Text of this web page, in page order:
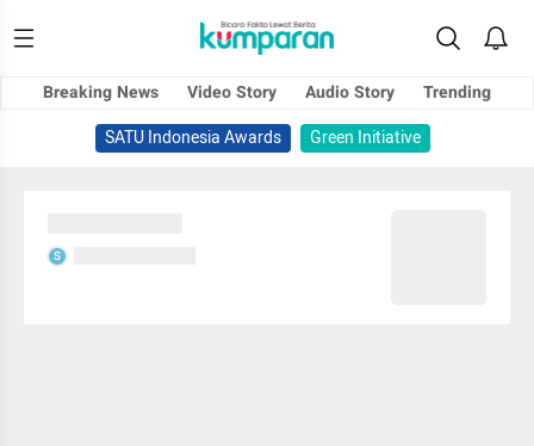
Breaking News Video Story Audio Story
Trending
SATU Indonesia Awards
Green Initiative
S